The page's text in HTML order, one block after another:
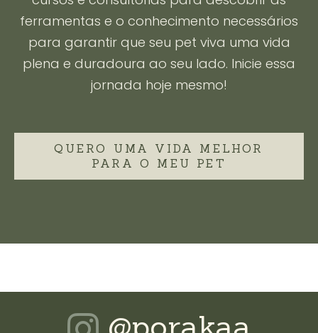
ferramentas e o conhecimento necessários
para garantir que seu pet viva uma vida
plena e duradoura ao seu lado. Inicie essa
jornada hoje mesmo!
QUERO UMA VIDA MELHOR
PARA O MEU PET